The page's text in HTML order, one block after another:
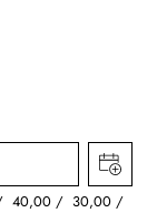
40,00 30,00